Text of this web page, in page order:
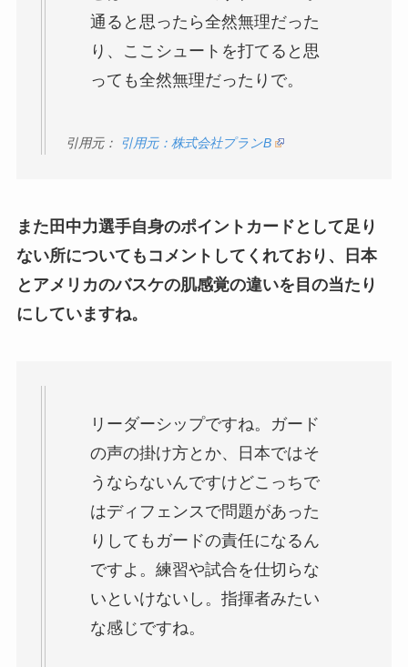
通ると思ったら全然無理だった
り、ここシュートを打てると思
っても全然無理だったりで。
引用元： 引用元：株式会社プランB
また田中力選手自身のポイントカードとして足り
ない所についてもコメントしてくれており、日本
とアメリカのバスケの肌感覚の違いを目の当たり
にしていますね。
リーダーシップですね。ガード
の声の掛け方とか、日本ではそ
うならないんですけどこっちで
はディフェンスで問題があった
りしてもガードの責任になるん
ですよ。練習や試合を仕切らな
いといけないし。指揮者みたい
な感じですね。